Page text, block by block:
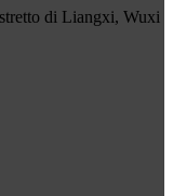
di Liangxi, Wuxi